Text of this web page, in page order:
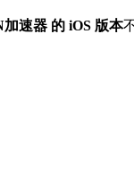
速器 的 iOS 版本